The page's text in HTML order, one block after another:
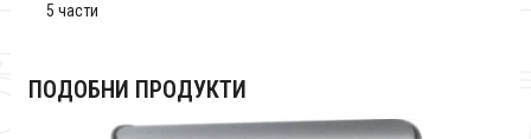
5 части
ПОДОБНИ ПРОДУКТИ